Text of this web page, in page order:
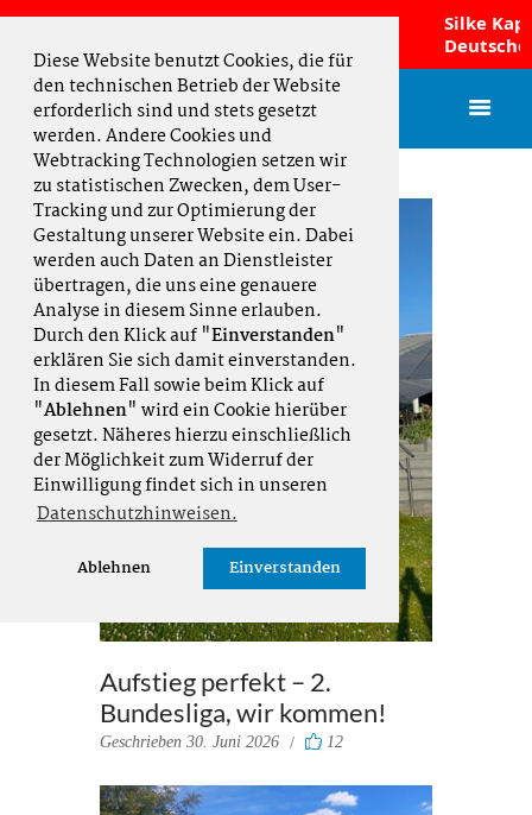
Diese Website benutzt Cookies, die für
den technischen Betrieb der Website
erforderlich sind und stets gesetzt
werden. Andere Cookies und
Webtracking Technologien setzen wir
zu statistischen Zwecken, dem User-
Tracking und zur Optimierung der
Gestaltung unserer Website ein. Dabei
werden auch Daten an Dienstleister
übertragen, die uns eine genauere
Analyse in diesem Sinne erlauben.
Durch den Klick auf "Einverstanden"
erklären Sie sich damit einverstanden.
In diesem Fall sowie beim Klick auf
"Ablehnen" wird ein Cookie hierüber
gesetzt. Näheres hierzu einschließlich
der Möglichkeit zum Widerruf der
Einwilligung findet sich in unseren
Datenschutzhinweisen.
Ablehnen Einverstanden
sind Norddeutscher
Silke
Deutsche
Aufstieg perfekt – 2.
Bundesliga, wir kommen!
Geschrieben 30. Juni 2026 12